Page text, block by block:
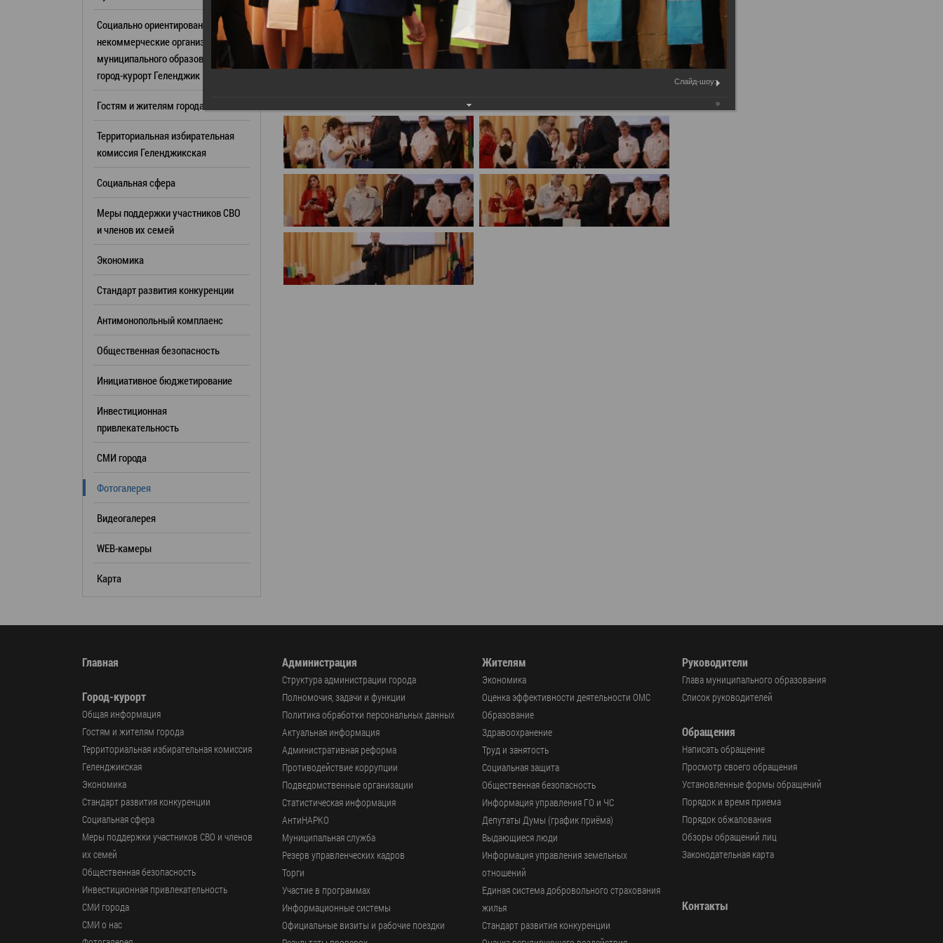
Антимонопольный комплаенс
Общественная безопасность
Инициативное бюджетирование
Инвестиционная
РУКОВОДИТЕЛИ
Список руководителей
Резерв управленческих кадров
Торги
Сведения о нестационарных
субъектов МСП
Участие в программах
Проектная деятельность
Информационные системы
Официальные визиты и рабочие
поездки
Результаты проверок
Профсоюзные организации
имуществе и обязательствах
имущественного характера
План работы и график сессий
Написать обращение
Просмотр своего обращения
Установленные формы
обращений
Порядок и время приема
Порядок обжалования
партнёрство
Региональный государственный
Документы о выявлении
Социально ориентированные
некоммерческие организации
муниципального образования
город-курорт Геленджик
Гостям и жителям города
Территориальная избирательная
комиссия Геленджикcкая
Социальная сфера
Меры поддержки участников СВО
и членов их семей
Экономика
Стандарт развития конкуренции
Антимонопольный комплаенс
Общественная безопасность
Инициативное бюджетирование
Инвестиционная
привлекательность
СМИ города
Фотогалерея
Видеогалерея
WEB-камеры
Карта
Главная
Город-курорт
Общая информация
Гостям и жителям города
Территориальная избирательная комиссия
Геленджикcкая
Экономика
Стандарт развития конкуренции
Социальная сфера
Меры поддержки участников СВО и членов
их семей
Общественная безопасность
Инвестиционная привлекательность
СМИ города
СМИ о нас
Администрация
Структура администрации города
Полномочия, задачи и функции
Политика обработки персональных данных
Актуальная информация
Административная реформа
Противодействие коррупции
Подведомственные организации
Статистическая информация
АнтиНАРКО
Муниципальная служба
Резерв управленческих кадров
Торги
Участие в программах
Информационные системы
Официальные визиты и рабочие поездки
Жителям
Экономика
Оценка эффективности деятельности ОМС
Образование
Здравоохранение
Труд и занятость
Социальная защита
Общественная безопасность
Информация управления ГО и ЧС
Депутаты Думы (график приёма)
Выдающиеся люди
Информация управления земельных
отношений
Единая система добровольного страхования
жилья
Стандарт развития конкуренции
Руководители
Глава муниципального образования
Список руководителей
Обращения
Написать обращение
Просмотр своего обращения
Установленные формы обращений
Порядок и время приема
Порядок обжалования
Обзоры обращений лиц
Законодательная карта
Контакты
Слайд-шоу: